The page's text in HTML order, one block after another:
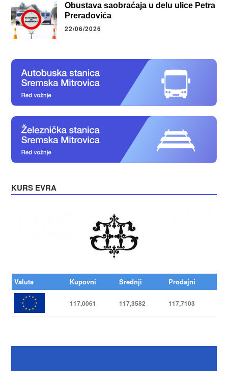
Obustava saobraćaja u delu ulice Petra
Preradovića
22/06/2026
KURS EVRA
Valuta Kupovni Srednji Prodajni
117,0061 117,3582 117,7103